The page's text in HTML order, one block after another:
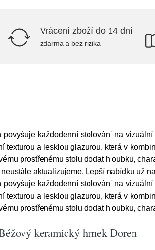
Vrácení zboží do 14 dní
zdarma a bez rizika
povyšuje každodenní stolování na
texturou a lesklou glazurou, která v
prostřenému stolu dodat hloubku,
aktualizujeme. Lepší nabídku už
povyšuje každodenní stolování na
texturou a lesklou glazurou, která v
prostřenému stolu dodat hloubku,
keramický hrnek Doren